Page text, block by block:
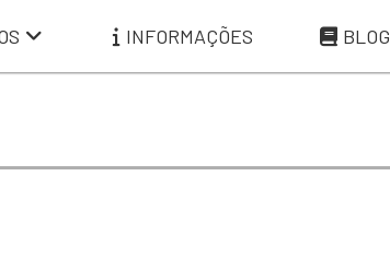
INFORMAÇÕES BLOG